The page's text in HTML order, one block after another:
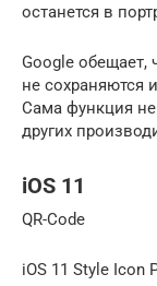
останется в
Google обещает,
не сохраняются
Сама функция
других
iOS 11
QR-Code
iOS 11 Style Icon